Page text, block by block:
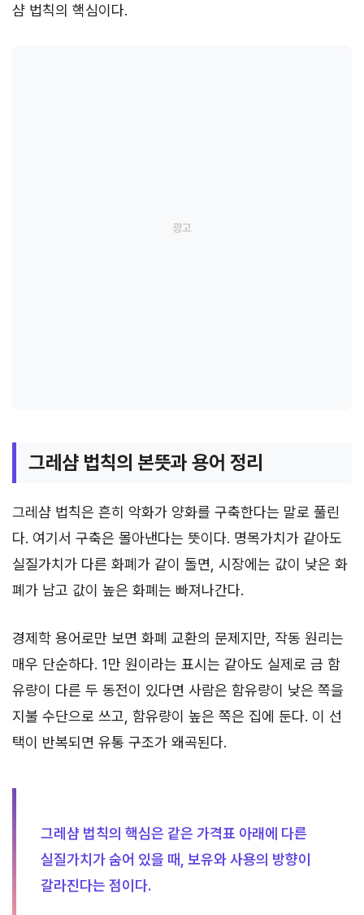
샴 법칙의 핵심이다.
그레샴 법칙의 본뜻과 용어 정리
그레샴 법칙은 흔히 악화가 양화를 구축한다는 말로 풀린
다. 여기서 구축은 몰아낸다는 뜻이다. 명목가치가 같아도
실질가치가 다른 화폐가 같이 돌면, 시장에는 값이 낮은 화
폐가 남고 값이 높은 화폐는 빠져나간다.
경제학 용어로만 보면 화폐 교환의 문제지만, 작동 원리는
매우 단순하다. 1만 원이라는 표시는 같아도 실제로 금 함
유량이 다른 두 동전이 있다면 사람은 함유량이 낮은 쪽을
지불 수단으로 쓰고, 함유량이 높은 쪽은 집에 둔다. 이 선
택이 반복되면 유통 구조가 왜곡된다.
그레샴 법칙의 핵심은 같은 가격표 아래에 다른
실질가치가 숨어 있을 때, 보유와 사용의 방향이
갈라진다는 점이다.